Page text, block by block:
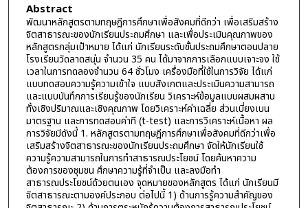
Abstract
พัฒนาหลักสูตรตามทฤษฎีการศึกษาเพื่อสังคมที่ดีกว่า เพื่อเสริมสร้าง
จิตสาธารณะของนักเรียนประถมศึกษา และเพื่อประเมินคุณภาพของ
หลักสูตรกลุ่มเป้าหมาย ได้แก่ นักเรียนระดับชั้นประถมศึกษาตอนปลาย
โรงเรียนวัดลาดสนุ่น จำนวน 35 คน ได้มาจากการเลือกแบบเจาะจง ใช้
เวลาในการทดลองจำนวน 64 ชั่วโมง เครื่องมือที่ใช้ในการวิจัย ได้แก่
แบบทดสอบความรู้ความเข้าใจ แบบสังเกตและประเมินความสามารถ
และแบบบันทึกการเรียนรู้ของนักเรียน วิเคราะห์ข้อมูลแบบผสมผสาน
ทั้งเชิงปริมาณและเชิงคุณภาพ โดยวิเคราะห์ค่าเฉลี่ย ส่วนเบี่ยงเบน
มาตรฐาน และการทดสอบค่าที (t-test) และการวิเคราะห์เนื้อหา ผล
การวิจัยมีดังนี้ 1. หลักสูตรตามทฤษฎีการศึกษาเพื่อสังคมที่ดีกว่าเพื่อ
เสริมสร้างจิตสาธารณะของนักเรียนประถมศึกษา จัดให้นักเรียนใช้
ความรู้ความสามารถในการทำสาธารณประโยชน์ โดยค้นหาความ
ต้องการของชุมชน ศึกษาความรู้ที่จำเป็น และลงมือทำ
สาธารณประโยชน์ด้วยตนเอง จุดหมายของหลักสูตร ได้แก่ นักเรียนมี
จิตสาธารณะตามองค์ประกอบ ต่อไปนี้ 1) ด้านการรู้ความสำคัญของ